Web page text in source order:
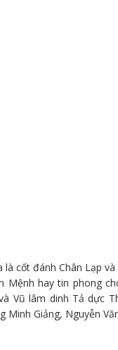
cốt đánh Chân Lạp
Mệnh hay tin phong
Vũ lâm dinh Tả dực
Giảng, Nguyễn